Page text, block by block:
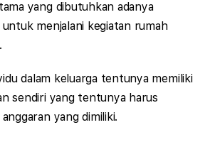
yang dibutuhkan adanya
menjalani kegiatan rumah
dalam keluarga tentunya memiliki
sendiri yang tentunya harus
yang dimiliki.